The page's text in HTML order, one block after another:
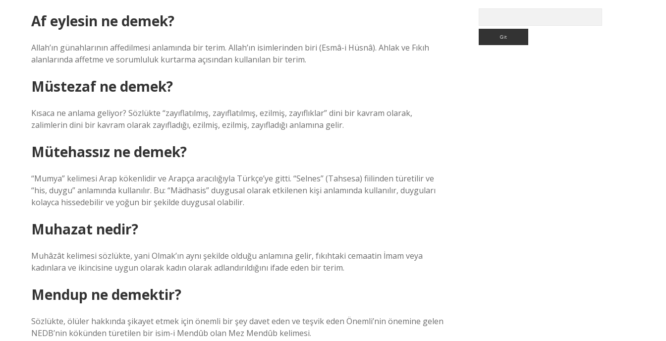
Af eylesin ne demek?
Allah’ın günahlarının affedilmesi anlamında bir terim. Allah’ın isimlerinden biri (Esmâ-i Hüsnâ). Ahlak ve Fıkıh
alanlarında affetme ve sorumluluk kurtarma açısından kullanılan bir terim.
Müstezaf ne demek?
Kısaca ne anlama geliyor? Sözlükte “zayıflatılmış, zayıflatılmış, ezilmiş, zayıflıklar” dini bir kavram olarak,
zalimlerin dini bir kavram olarak zayıfladığı, ezilmiş, ezilmiş, zayıfladığı anlamına gelir.
Mütehassız ne demek?
“Mumya” kelimesi Arap kökenlidir ve Arapça aracılığıyla Türkçe’ye gitti. “Selnes” (Tahsesa) fiilinden türetilir ve
“his, duygu” anlamında kullanılır. Bu: “Mädhasis” duygusal olarak etkilenen kişi anlamında kullanılır, duyguları
kolayca hissedebilir ve yoğun bir şekilde duygusal olabilir.
Muhazat nedir?
Muhâzât kelimesi sözlükte, yani Olmak’ın aynı şekilde olduğu anlamına gelir, fıkıhtaki cemaatin İmam veya
kadınlara ve ikincisine uygun olarak kadın olarak adlandırıldığını ifade eden bir terim.
Mendup ne demektir?
Sözlükte, ölüler hakkında şikayet etmek için önemli bir şey davet eden ve teşvik eden Önemli’nin önemine gelen
NEDB’nin kökünden türetilen bir isim-i Mendûb olan Mez Mendûb kelimesi.